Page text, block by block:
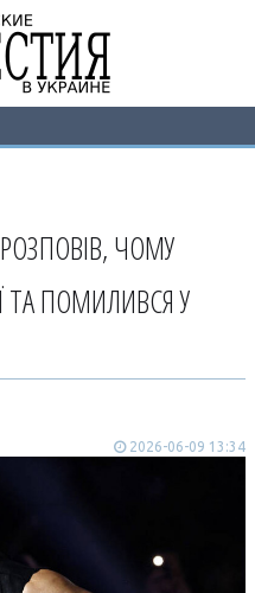
ЧОМУ
ТА ПОМИЛИВСЯ У
2026-06-09 13:34